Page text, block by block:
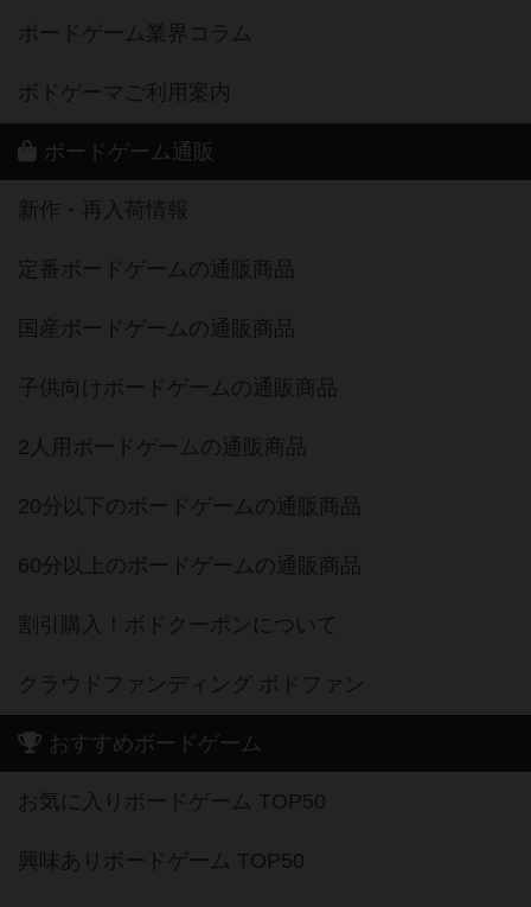
ボードゲーム業界コラム
ボドゲーマご利用案内
ボードゲーム通販
新作・再入荷情報
定番ボードゲームの通販商品
国産ボードゲームの通販商品
子供向けボードゲームの通販商品
2人用ボードゲームの通販商品
20分以下のボードゲームの通販商品
60分以上のボードゲームの通販商品
割引購入！ボドクーポンについて
クラウドファンディング ボドファン
おすすめボードゲーム
お気に入りボードゲーム TOP50
興味ありボードゲーム TOP50